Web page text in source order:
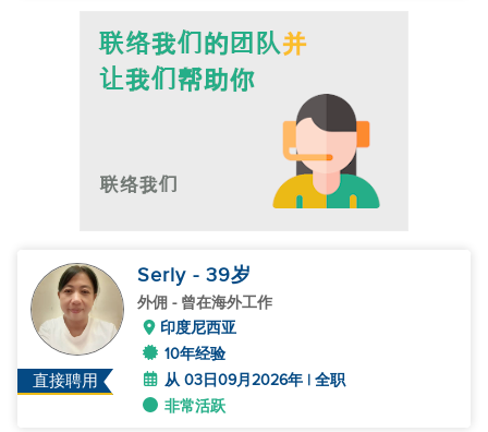
直接聘用
Serly - 39岁
外佣 - 曾在海外工作
印度尼西亚
10年经验
从 03日09月2026年 | 全职
非常活跃